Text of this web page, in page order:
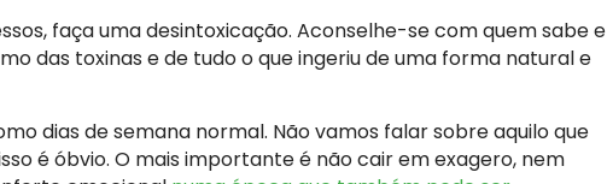
faça uma desintoxicação. Aconselhe-se com quem sabe e
das toxinas e de tudo o que ingeriu de uma forma natural e
dias de semana normal. Não vamos falar sobre aquilo que
é óbvio. O mais importante é não cair em exagero, nem